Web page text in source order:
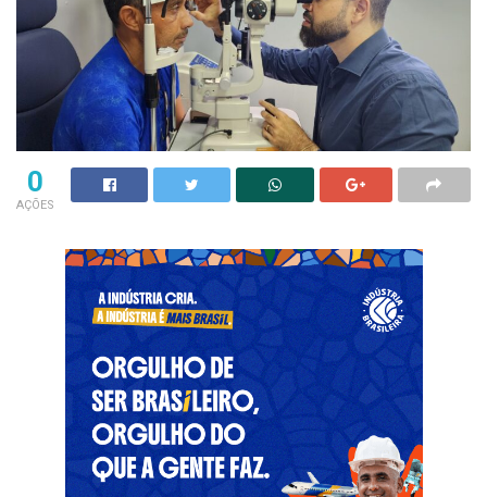
0
AÇÕES